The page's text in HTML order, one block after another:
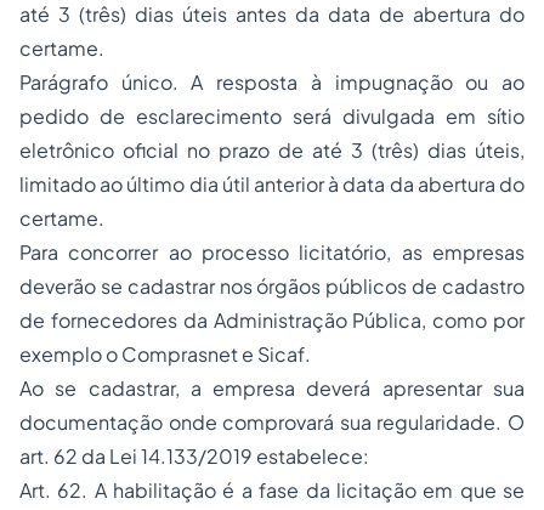
até 3 (três) dias úteis antes da data de abertura do
certame.
Parágrafo único. A resposta à impugnação ou ao
pedido de esclarecimento será divulgada em sítio
eletrônico oficial no prazo de até 3 (três) dias úteis,
limitado ao último dia útil anterior à data da abertura do
certame.
Para concorrer ao processo licitatório, as empresas
deverão se cadastrar nos órgãos públicos de cadastro
de fornecedores da Administração Pública, como por
exemplo o Comprasnet e Sicaf.
Ao se cadastrar, a empresa deverá apresentar sua
documentação onde comprovará sua regularidade. O
art. 62 da Lei 14.133/2019 estabelece:
Art. 62. A habilitação é a fase da licitação em que se